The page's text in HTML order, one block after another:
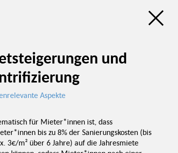
und
Aspekte
für Mieter*innen ist, dass
bis zu 8% der Sanierungskosten (bis
3€/m² über 6 Jahre) auf die Jahresmiete